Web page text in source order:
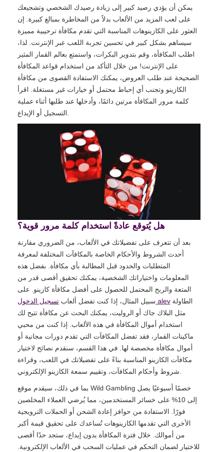
يمكن أن يؤدي رصيد كبير إلى زيادة رصيدك الشخصي وتشجيعك
على لعب المزيد من الألعاب بدلاً من المخاطرة بمبالغ كبيرة. إن
العثور على الكازينوهات المناسبة التي تقدم مكافأة ترحيبية مميزة
سيساهم بشكل كبير في تحسين تجربة اللعب عبر الإنترنت. لذا،
اطلب المكافأة، وقم بتدوير البكرات، واستمتع بعالم القمار المثير
على الإنترنت! من خلال التأكد من استخدام قواعد المكافأة
الصحيحة عند طلب العروض، يمكنك الاستفادة القصوى من مكافأة
الكازينو وتجنب أي إحباط محتمل أو خيارات غير مستغلة. اقرأ
كلمة مرور المكافأة مرتين دائمًا، وأدخلها عند طلبها أثناء عملية
هل يُتوقع عادةً استخدام كلمة مرور قوية؟
بعد أن تتعرف على تفضيلاتك في الألعاب، من الضروري مقارنة
أحدث الشروط والأحكام الخاصة بالمكافآت المختلفة لمعرفة
المتطلبات والحدود قبل المطالبة بأي مكافأة. بفضل هذه
المعلومات واختياراتك الشخصية، يمكنك تحقيق أقصى قدر من
المتعة والربح المحتمل للحصول على أفضل مكافأة كازينو. على
سبيل المثال، إذا كنت تفضل ألعاب تسجيل الدخول alevالطاولة
مثل البلاك جاك أو الروليت، يمكنك البحث عن مكافأة تتيح لك
استخدام أموال المكافأة في هذه الألعاب. إذا كنت من محبي
ماكينات القمار، فقد تفضل المكافآت التي تقدم دورات مجانية أو
أموال مكافأة مخصصة لها. في هذا القسم، سنقدم نصائح لاختيار
مكافآت الكازينو المناسبة بناءً على تفضيلاتك في اللعب، وقراءة
بما في ذلك، سيقدم موقع Wild Gambling خصمًا أسبوعيًا يصل
إلى 10% على خسائر المستخدمين، مما يُرضي العملاء المخلصين
فورًا. الاستفادة من حوافز إعادة الشحن أو الحملات الترويجية
الأخرى التي تقدمها الكازينوهات تُساعدك على تحقيق قيمة أكبر
من أموالك. خلال فترة المكافأة بدون إيداع، ستجد حدًا أقصى
للاختيار لضمان التحكم في عمليات السحب في الألعاب الإلكترونية.